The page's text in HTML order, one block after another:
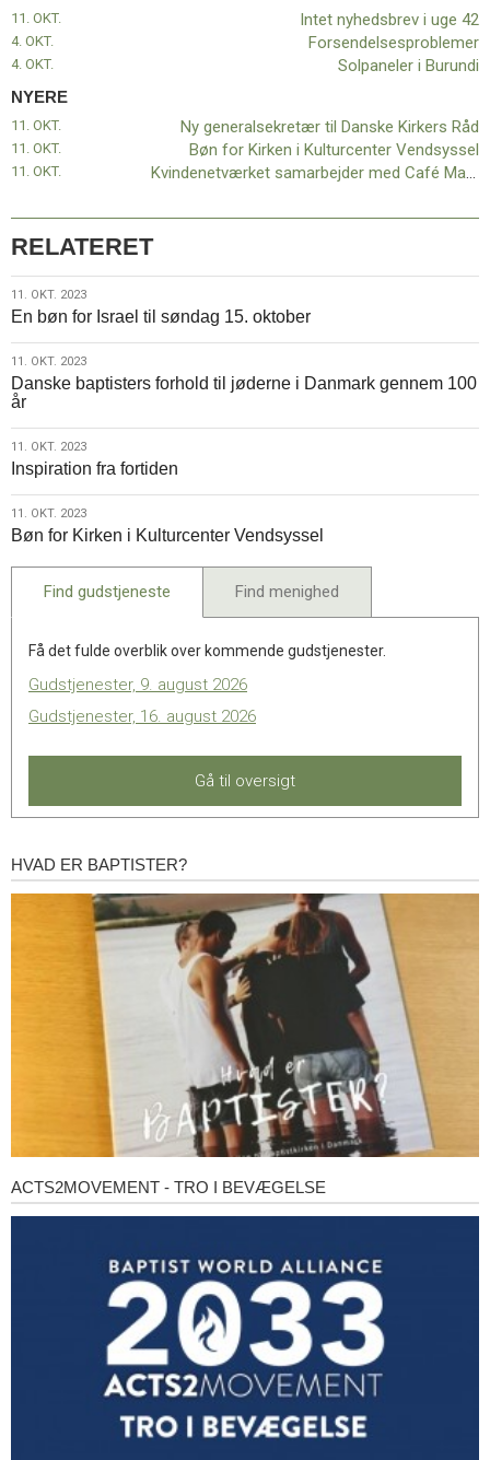
11. OKT. Intet nyhedsbrev i uge 42
4. OKT. Forsendelsesproblemer
4. OKT. Solpaneler i Burundi
NYERE
Ny generalsekretær til Danske Kirkers Råd
11. OKT.
Bøn for Kirken i Kulturcenter Vendsyssel
11. OKT.
Kvindenetværket samarbejder med Café Mandfred
11. OKT.
RELATERET
11.
okt.
2023
11. OKT. 2023
En bøn for Israel til søndag 15. oktober
11.
okt.
2023
11. OKT. 2023
Danske baptisters forhold til jøderne i Danmark gennem 100
år
11.
okt.
2023
11. OKT. 2023
Inspiration fra fortiden
11.
okt.
2023
11. OKT. 2023
Bøn for Kirken i Kulturcenter Vendsyssel
Find gudstjeneste Find menighed
Få det fulde overblik over kommende gudstjenester.
Gudstjenester, 9. august 2026
Gudstjenester, 16. august 2026
Gå til oversigt
Hvad
HVAD ER BAPTISTER?
Acts2Movement
ACTS2MOVEMENT - TRO I BEVÆGELSE